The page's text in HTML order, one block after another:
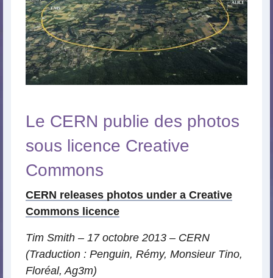
Le CERN publie des photos
sous licence Creative
Commons
CERN releases photos under a Creative
Commons licence
Tim Smith – 17 octobre 2013 – CERN
(Traduction : Penguin, Rémy, Monsieur Tino,
Floréal, Ag3m)